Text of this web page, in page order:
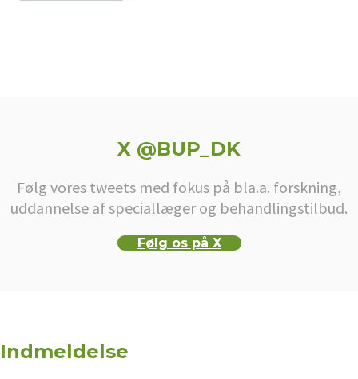
X @BUP_DK
Følg vores tweets med fokus på bla.a. forskning,
uddannelse af speciallæger og behandlingstilbud.
Følg os på X
Indmeldelse